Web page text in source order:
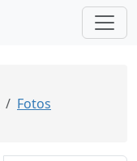
Fotos